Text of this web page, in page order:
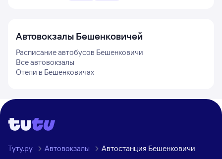
Автовокзалы Бешенковичей
Расписание автобусов Бешенковичи
Все автовокзалы
Отели в Бешенковичах
Туту.ру Автовокзалы Автостанция Бешенковичи